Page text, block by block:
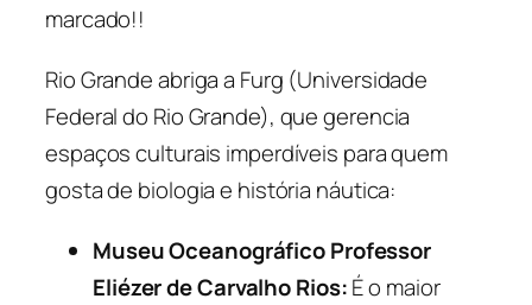
marcado!!
Rio Grande abriga a Furg (Universidade
Federal do Rio Grande), que gerencia
espaços culturais imperdíveis para quem
gosta de biologia e história náutica:
Museu Oceanográfico Professor
Eliézer de Carvalho Rios:É o maior